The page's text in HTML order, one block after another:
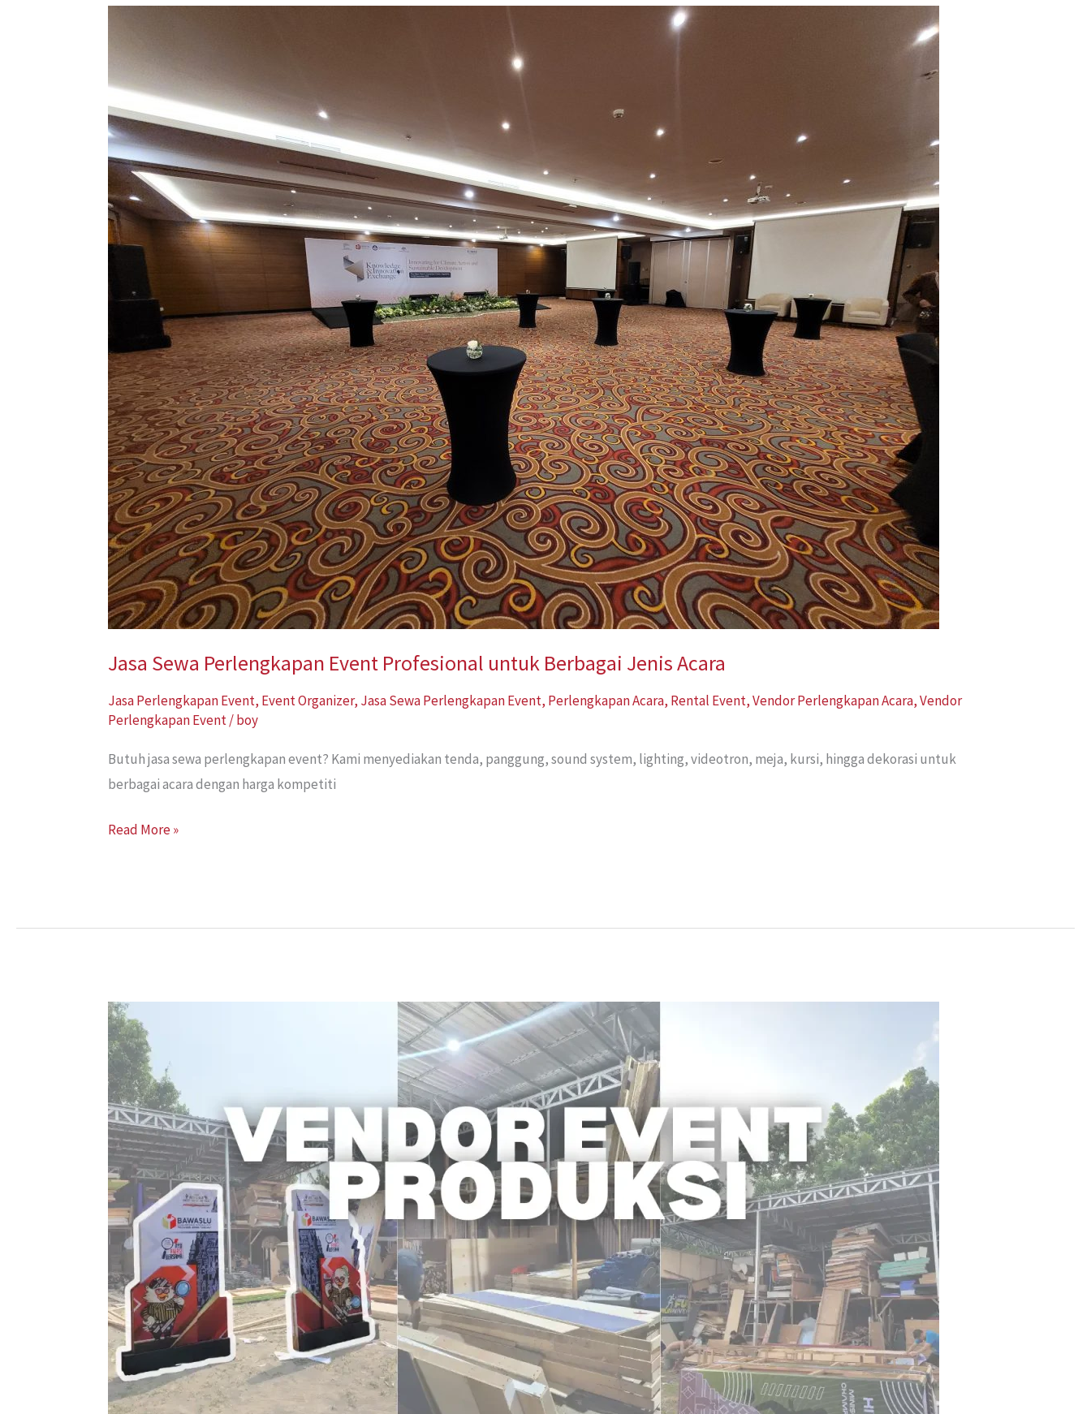
Jasa Sewa Perlengkapan Event Profesional untuk Berbagai Jenis Acara
Jasa Perlengkapan Event, Event Organizer, Jasa Sewa Perlengkapan Event, Perlengkapan Acara, Rental Event,Vendor Perlengkapan Acara,Vendor
Perlengkapan Event/boy
Butuh jasa sewa perlengkapan event? Kami menyediakan tenda, panggung, sound system, lighting, videotron, meja, kursi, hingga dekorasi untuk
berbagai acara dengan harga kompetiti
Perlengkapan
Event
Profesional
untuk
Berbagai
Jenis
Acara
Read More »
Vendor
Event
Produksi
:
Solusi
Terbaik
untuk
Kesuksesan
Acara
Anda